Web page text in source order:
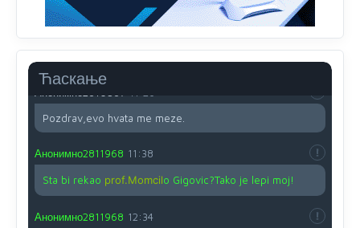
Ћаскање
Анонимно2810587
11:24
Pozdrav,evo hvata me meze.
Анонимно2811968 11:38
Sta bi rekao prof.Momcilo Gigovic?Tako je lepi moj!
Анонимно2811968 12:34